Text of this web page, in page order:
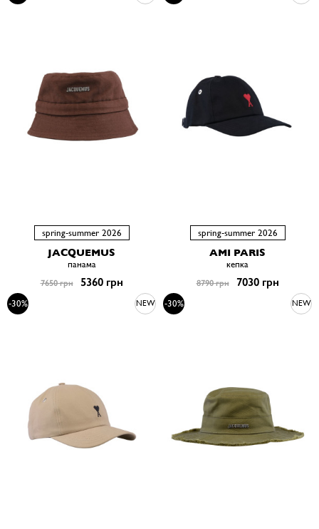
spring-summer 2026
JACQUEMUS
панама
7650 грн 5360 грн
spring-summer 2026
AMI PARIS
кепка
8790 грн 7030 грн
-30% NEW -30% NEW